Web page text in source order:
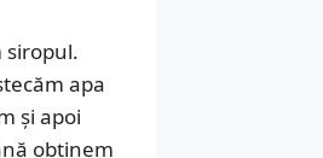
siropul.
apa
și apoi
obținem